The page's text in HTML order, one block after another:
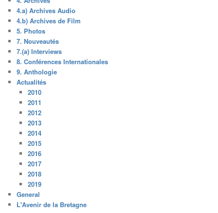
4.a) Archives Audio
4.b) Archives de Film
5. Photos
7. Nouveautés
7.(a) Interviews
8. Conférences Internationales
9. Anthologie
Actualités
2010
2011
2012
2013
2014
2015
2016
2017
2018
2019
General
L'Avenir de la Bretagne